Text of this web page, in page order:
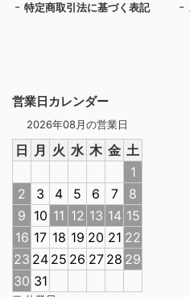
営業日カレンダー
2026年08月の営業日
日 月 火 水 木 金 土
1
2
3 4 5 6 7
8
9 10 11 12 13 14 15
16 17 18 19 20 21 22
23 24 25 26 27 28 29
30 31
特定商取引法に基づく表記